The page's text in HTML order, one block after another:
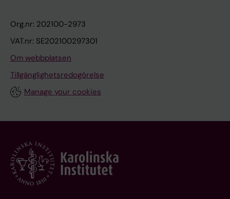
Org.nr: 202100-2973
VAT.nr: SE202100297301
Om webbplatsen
Tillgänglighetsredogörelse
Manage your cookies